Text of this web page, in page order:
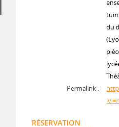
du
Permalink :
RÉSERVATION